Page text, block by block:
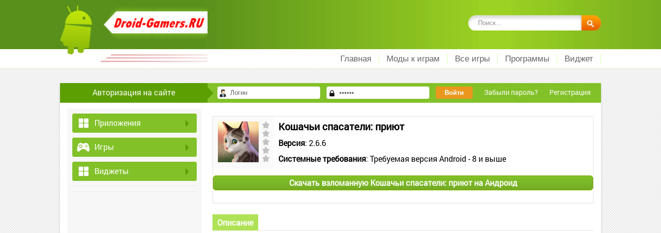
Главная Моды к играм Все игры Программы Виджет
Авторизация на сайте Забыли пароль? Регистрация
Приложения
Игры
Виджеты
Кошачьи спасатели: приют
Версия: 2.6.6
Системные требования: Требуемая версия Android - 8 и выше
Скачать взломанную Кошачьи спасатели: приют на Андроид
Описание